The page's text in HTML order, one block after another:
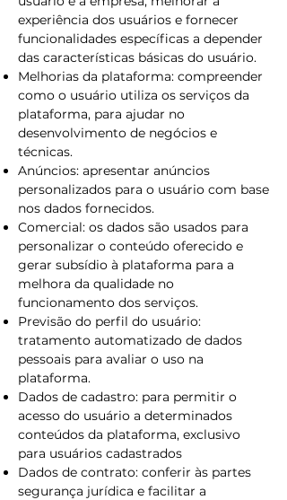
experiência dos usuários e fornecer
funcionalidades específicas a depender
das características básicas do usuário.
Melhorias da plataforma: compreender
como o usuário utiliza os serviços da
plataforma, para ajudar no
desenvolvimento de negócios e
técnicas.
Anúncios: apresentar anúncios
personalizados para o usuário com base
nos dados fornecidos.
Comercial: os dados são usados para
personalizar o conteúdo oferecido e
gerar subsídio à plataforma para a
melhora da qualidade no
funcionamento dos serviços.
Previsão do perfil do usuário:
tratamento automatizado de dados
pessoais para avaliar o uso na
plataforma.
Dados de cadastro: para permitir o
acesso do usuário a determinados
conteúdos da plataforma, exclusivo
para usuários cadastrados
Dados de contrato: conferir às partes
segurança jurídica e facilitar a